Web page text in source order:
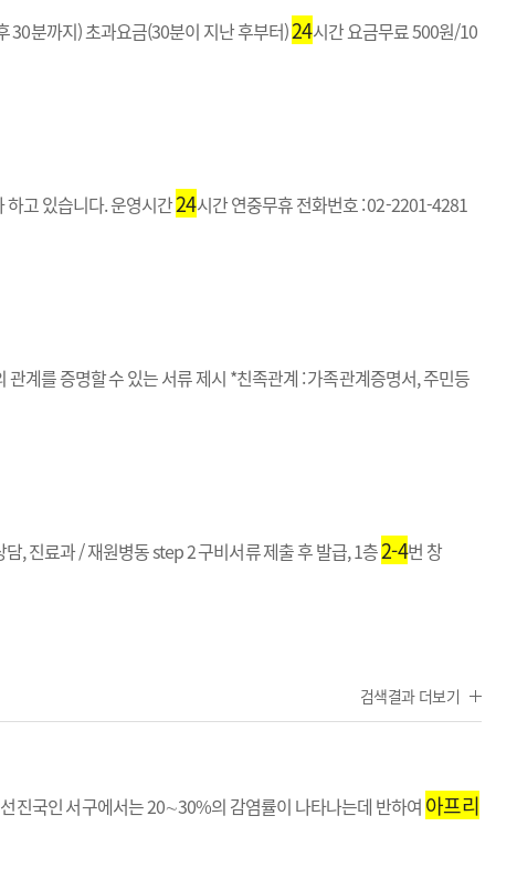
30분까지) 초과요금(30분이 지난 후부터)24시간 요금무료 500원/10
하고 있습니다. 운영시간24시간 연중무휴 전화번호 : 02-2201-4281
계를 증명할 수 있는 서류 제시 *친족관계 : 가족관계증명서, 주민등
, 진료과 / 재원병동 step 2 구비서류 제출 후 발급, 1층2-4번 창
진국인 서구에서는 20∼30%의 감염률이 나타나는데 반하여 아프리
검색결과 더보기